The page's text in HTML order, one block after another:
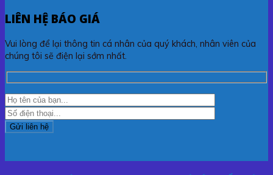
LIÊN HỆ BÁO GIÁ
Vui lòng để lại thông tin cá nhân của quý khách, nhân viên của
chúng tôi sẽ điện lại sớm nhất.